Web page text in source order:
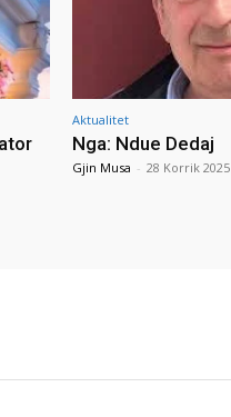
Aktualitet
Nga: Ndue Dedaj
Gjin Musa - 28 Korrik 2025